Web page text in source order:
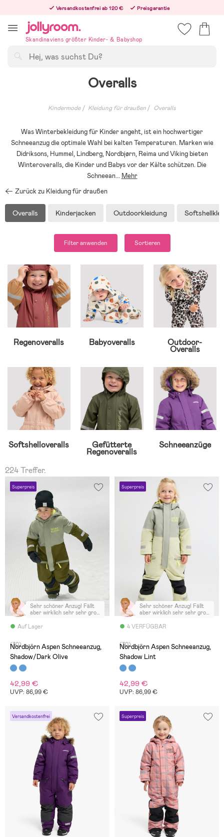
innehållet
Versandkostenfrei ab 120 €
Preisgarantie
Bestelle jetzt – wir versenden noch am selben Werktag!
Skandinaviens größter Kinder- & Babyshop
Overalls
Kindermode Kleidung für draußen Overalls
Was Winterbekleidung für Kinder angeht, ist ein hochwertiger
Schneeanzug die optimale Wahl bei kalten Temperaturen. Marken wie
Didriksons, Hummel, Lindberg, Nordbjørn, Reima und Viking bieten
Winteroveralls, die Kinder und Babys vor der Kälte schützen. Die
Schneean... Mehr
Zurück zu Kleidung für draußen
Overalls Kinderjacken Outdoorkleidung
Filter anwenden Sortieren
Regenoveralls Babyoveralls Outdoor-
Overalls
Softshelloveralls Gefütterte
Regenoveralls
Schneeanzüge
224 Treffer.
Superpreis
Auf Lager
Sehr schöner Anzug! Fällt
aber wirklich sehr sehr groß
(30)
Nordbjörn Aspen Schneeanzug,
Shadow/Dark Olive
42,99 €
UVP: 86,99 €
Superpreis
4 VERFÜGBAR
Sehr schöner Anzug! Fällt
aber wirklich sehr sehr groß
(30)
Nordbjörn Aspen Schneeanzug,
Shadow Lint
42,99 €
UVP: 86,99 €
Versandkostenfrei Superpreis